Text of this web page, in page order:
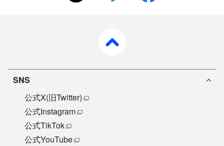
SNS
公式X(旧Twitter)
公式Instagram
公式TikTok
公式YouTube